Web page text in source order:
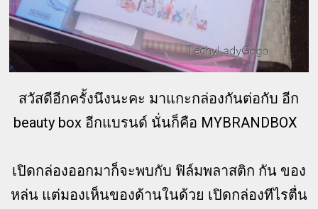
สวัสดีอีกครั้งนึงนะคะ มาแกะกล่องกันต่อกับ อีก
beauty box อีกแบรนด์ นั่นก็คือ MYBRANDBOX
เปิดกล่องออกมาก็จะพบกับ ฟิล์มพลาสติก กัน ของ
หล่น แต่มองเห็นของด้านในด้วย เปิดกล่องทีไรตื่น